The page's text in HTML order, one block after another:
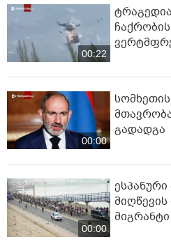
00:22
00:00
სომხეთის
გადადგა
00:00